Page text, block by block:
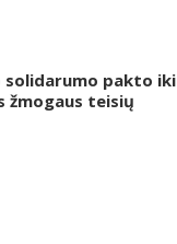
solidarumo pakto iki
žmogaus teisių